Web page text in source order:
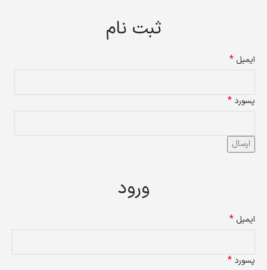
ثبت نام
ایمیل *
پسورد *
ارسال
ورود
ایمیل *
پسورد *